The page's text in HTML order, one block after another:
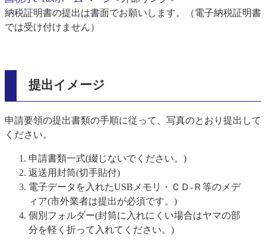
納税証明書の提出は書面でお願いします。（電子納税証明書
では受け付けません）
提出イメージ
申請要領の提出書類の手順に従って、写真のとおり提出して
ください。
申請書類一式(綴じないでください。)
返送用封筒(切手貼付)
電子データを入れたUSBメモリ・ＣＤ-Ｒ等のメデ
ィア(市外業者は提出が必須です。)
個別フォルダー(封筒に入れにくい場合はヤマの部
分を軽く折って入れてください。)